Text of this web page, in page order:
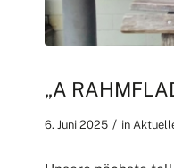
„A
6. Juni 2025 / in